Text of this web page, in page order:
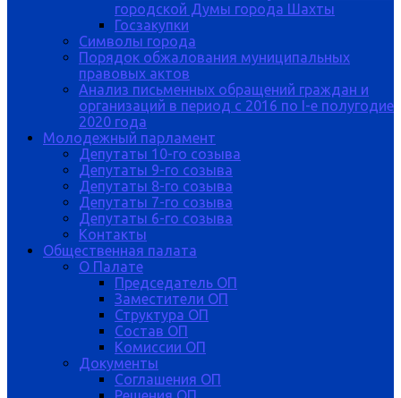
городской Думы города Шахты
Госзакупки
Символы города
Порядок обжалования муниципальных
правовых актов
Анализ письменных обращений граждан и
организаций в период с 2016 по I-е полугодие
2020 года
Молодежный парламент
Депутаты 10-го созыва
Депутаты 9-го созыва
Депутаты 8-го созыва
Депутаты 7-го созыва
Депутаты 6-го созыва
Контакты
Общественная палата
О Палате
Председатель ОП
Заместители ОП
Структура ОП
Состав ОП
Комиссии ОП
Документы
Соглашения ОП